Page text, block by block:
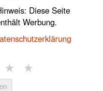
Diese Seite
Werbung.
★ ★